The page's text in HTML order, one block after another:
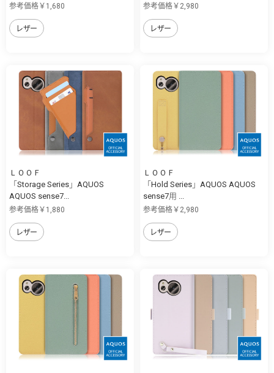
参考価格￥1,680
レザー
参考価格￥2,980
レザー
ＬＯＯＦ
「Storage Series」AQUOS
AQUOS sense7...
参考価格￥1,880
レザー
ＬＯＯＦ
「Hold Series」AQUOS AQUOS
sense7用 ...
参考価格￥2,980
レザー